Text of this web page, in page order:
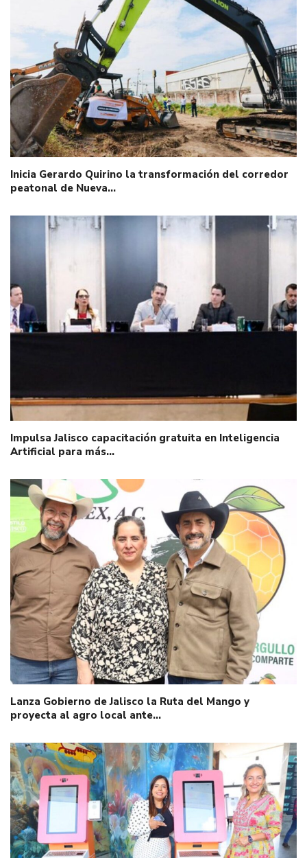
Inicia Gerardo Quirino la transformación del corredor
peatonal de Nueva…
Impulsa Jalisco capacitación gratuita en Inteligencia
Artificial para más…
Lanza Gobierno de Jalisco la Ruta del Mango y
proyecta al agro local ante…